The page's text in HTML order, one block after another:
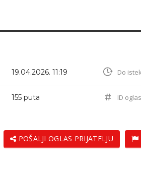
19.04.2026. 11:19 Do
155 puta ID
POŠALJI OGLAS PRIJATELJU